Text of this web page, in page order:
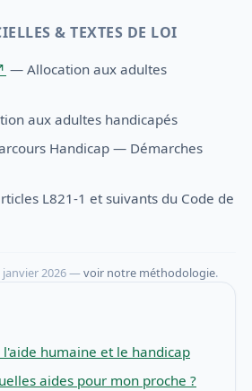
& TEXTES DE LOI
— Allocation aux adultes
aux adultes handicapés
Handicap — Démarches
L821-1 et suivants du Code de
2026 —voir notre méthodologie.
l'aide humaine et le handicap
aides pour mon proche ?